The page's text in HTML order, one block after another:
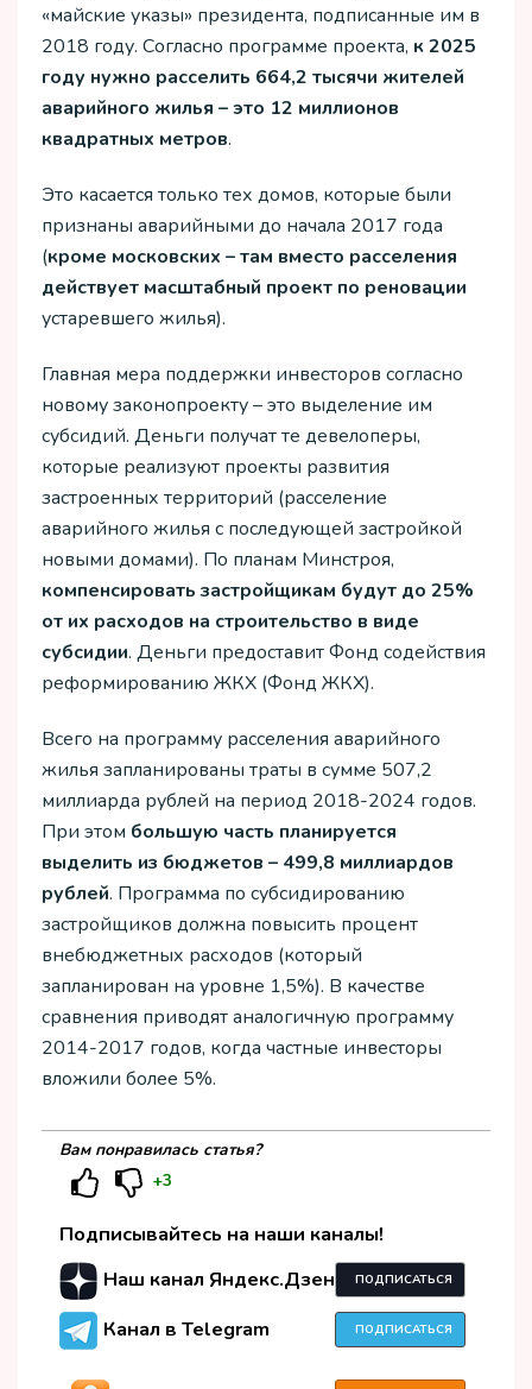
«майские указы» президента, подписанные им в
2018 году. Согласно программе проекта, к 2025
году нужно расселить 664,2 тысячи жителей
аварийного жилья – это 12 миллионов
квадратных метров.
Это касается только тех домов, которые были
признаны аварийными до начала 2017 года
(кроме московских – там вместо расселения
действует масштабный проект по реновации
устаревшего жилья).
Главная мера поддержки инвесторов согласно
новому законопроекту – это выделение им
субсидий. Деньги получат те девелоперы,
которые реализуют проекты развития
застроенных территорий (расселение
аварийного жилья с последующей застройкой
новыми домами). По планам Минстроя,
компенсировать застройщикам будут до 25%
от их расходов на строительство в виде
субсидии. Деньги предоставит Фонд содействия
реформированию ЖКХ (Фонд ЖКХ).
Всего на программу расселения аварийного
жилья запланированы траты в сумме 507,2
миллиарда рублей на период 2018-2024 годов.
При этом большую часть планируется
выделить из бюджетов – 499,8 миллиардов
рублей. Программа по субсидированию
застройщиков должна повысить процент
внебюджетных расходов (который
запланирован на уровне 1,5%). В качестве
сравнения приводят аналогичную программу
2014-2017 годов, когда частные инвесторы
вложили более 5%.
Вам понравилась статья?
+3
Подписывайтесь на наши каналы!
Наш канал Яндекс.Дзен
ПОДПИСАТЬСЯ
Канал в Telegram ПОДПИСАТЬСЯ